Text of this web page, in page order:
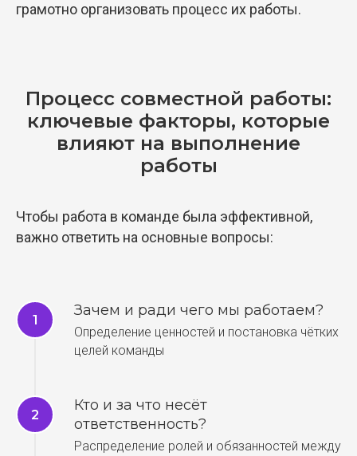
грамотно организовать процесс их работы.
Процесс совместной работы:
ключевые факторы, которые
влияют на выполнение
работы
Чтобы работа в команде была эффективной,
важно ответить на основные вопросы:
Зачем и ради чего мы работаем?
Определение ценностей и постановка чётких
целей команды
Кто и за что несёт
ответственность?
Распределение ролей и обязанностей между